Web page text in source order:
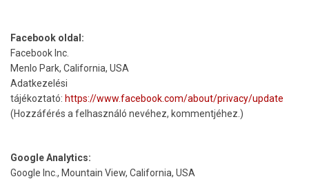
Facebook oldal:
Facebook Inc.
Menlo Park, California, USA
Adatkezelési
tájékoztató: https://www.facebook.com/about/privacy/update
(Hozzáférés a felhasználó nevéhez, kommentjéhez.)
Google Analytics:
Google Inc., Mountain View, California, USA